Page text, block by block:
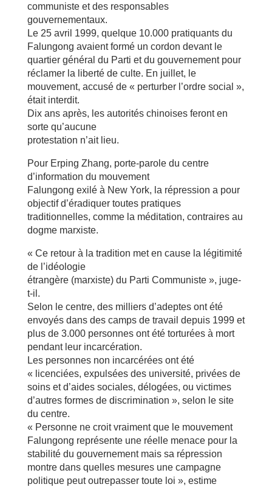
communiste et des responsables
gouvernementaux.
Le 25 avril 1999, quelque 10.000 pratiquants du
Falungong avaient formé un cordon devant le
quartier général du Parti et du gouvernement pour
réclamer la liberté de culte. En juillet, le
mouvement, accusé de « perturber l’ordre social »,
était interdit.
Dix ans après, les autorités chinoises feront en
sorte qu’aucune
protestation n’ait lieu.
Pour Erping Zhang, porte-parole du centre
d’information du mouvement
Falungong exilé à New York, la répression a pour
objectif d’éradiquer toutes pratiques
traditionnelles, comme la méditation, contraires au
dogme marxiste.
« Ce retour à la tradition met en cause la légitimité
de l’idéologie
étrangère (marxiste) du Parti Communiste », juge-
t-il.
Selon le centre, des milliers d’adeptes ont été
envoyés dans des camps de travail depuis 1999 et
plus de 3.000 personnes ont été torturées à mort
pendant leur incarcération.
Les personnes non incarcérées ont été
« licenciées, expulsées des université, privées de
soins et d’aides sociales, délogées, ou victimes
d’autres formes de discrimination », selon le site
du centre.
« Personne ne croit vraiment que le mouvement
Falungong représente une réelle menace pour la
stabilité du gouvernement mais sa répression
montre dans quelles mesures une campagne
politique peut outrepasser toute loi », estime